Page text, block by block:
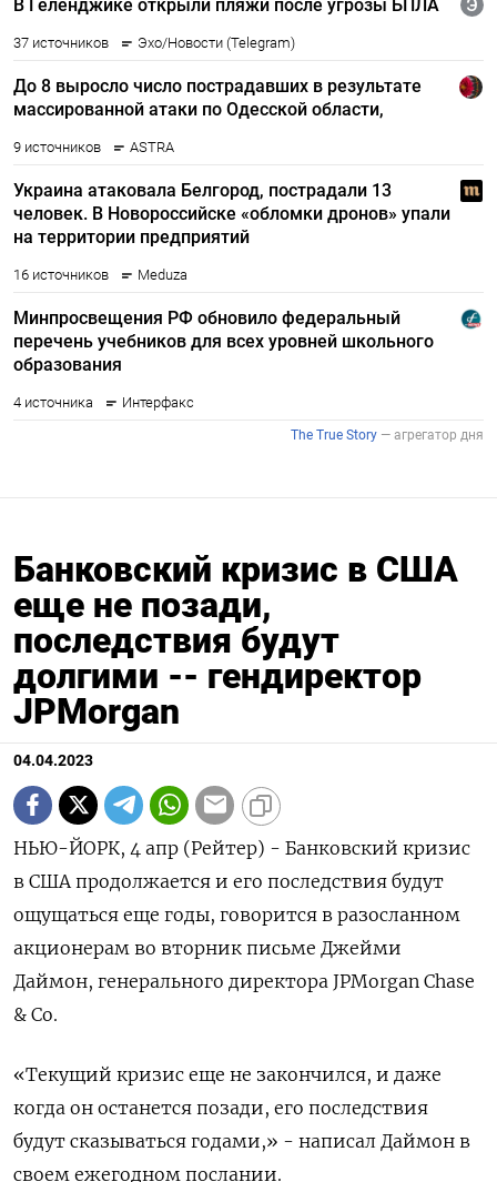
Банковский кризис в США
еще не позади,
последствия будут
долгими -- гендиректор
JPMorgan
04.04.2023
НЬЮ-ЙОРК, 4 апр (Рейтер) - Банковский кризис
в США продолжается и его последствия будут
ощущаться еще годы, говорится в разосланном
акционерам во вторник письме Джейми
Даймон, генерального директора JPMorgan Chase
& Co.
«Текущий кризис еще не закончился, и даже
когда он останется позади, его последствия
будут сказываться годами,» - написал Даймон в
своем ежегодном послании.